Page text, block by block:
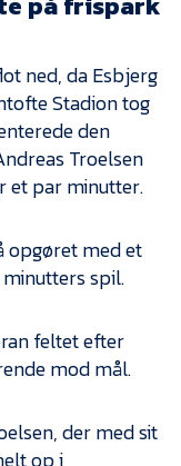
ned, da Esbjerg
Stadion tog
den
Troelsen
et par minutter.
med et
spil.
feltet efter
mod mål.
der med sit